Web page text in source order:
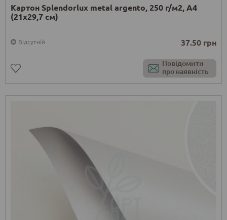
Картон Splendorlux metal argento, 250 г/м2, А4
(21х29,7 см)
Відсутній 37.50 грн
Повідомити
про наявність